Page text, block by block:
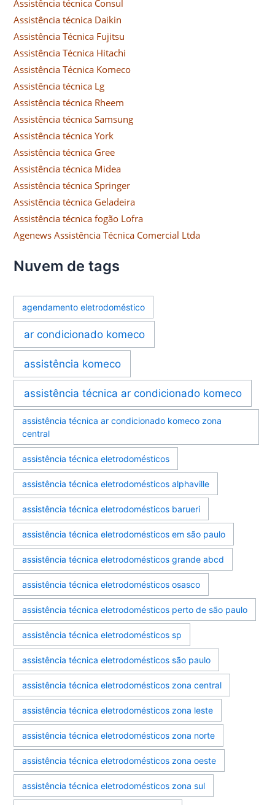
Assistência técnica Consul
Assistência técnica Daikin
Assistência Técnica Fujitsu
Assistência Técnica Hitachi
Assistência Técnica Komeco
Assistência técnica Lg
Assistência técnica Rheem
Assistência técnica Samsung
Assistência técnica York
Assistência técnica Gree
Assistência técnica Midea
Assistência técnica Springer
Assistência técnica Geladeira
Assistência técnica fogão Lofra
Agenews Assistência Técnica Comercial Ltda
Nuvem de tags
agendamento eletrodoméstico
ar condicionado komeco
assistência komeco
assistência técnica ar condicionado komeco
assistência técnica ar condicionado komeco zona
central
assistência técnica eletrodomésticos
assistência técnica eletrodomésticos alphaville
assistência técnica eletrodomésticos barueri
assistência técnica eletrodomésticos em são paulo
assistência técnica eletrodomésticos grande abcd
assistência técnica eletrodomésticos osasco
assistência técnica eletrodomésticos perto de são paulo
assistência técnica eletrodomésticos sp
assistência técnica eletrodomésticos são paulo
assistência técnica eletrodomésticos zona central
assistência técnica eletrodomésticos zona leste
assistência técnica eletrodomésticos zona norte
assistência técnica eletrodomésticos zona oeste
assistência técnica eletrodomésticos zona sul